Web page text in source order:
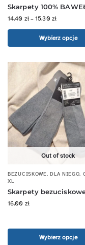
Skarpety 100%
14.40 zł – 15.30 zł
Wybierz opcje
Out of stock
BEZUCISKOWE,DLA NIEGO,
XL
Skarpety
16.00 zł
Wybierz opcje